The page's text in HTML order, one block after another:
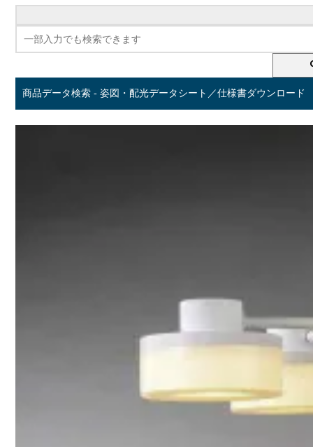
商品データ検索 - 姿図・配光データシート／仕様書ダウンロード